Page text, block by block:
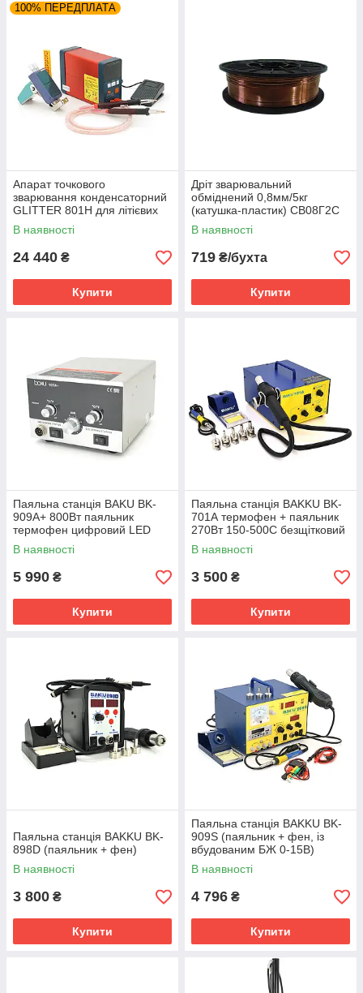
100% ПЕРЕДПЛАТА
Апарат точкового
зварювання конденсаторний
GLITTER 801H для літієвих
батарей (нікель/алюміній)
220V, max9.8kW
В наявності
24 440 ₴
Купити
Дріт зварювальний
обміднений 0,8мм/5кг
(катушка-пластик) СВ08Г2С
В наявності
719 ₴/бухта
Купити
Паяльна станція BAKU BK-
909A+ 800Вт паяльник
термофен цифровий LED
дисплей безщітковий
вентилятор
В наявності
5 990 ₴
Купити
Паяльна станція BAKKU BK-
701А термофен + паяльник
270Вт 150-500C безщітковий
вентилятор
В наявності
3 500 ₴
Купити
Паяльна станція BAKKU BK-
898D (паяльник + фен)
В наявності
3 800 ₴
Купити
Паяльна станція BAKKU BK-
909S (паяльник + фен, із
вбудованим БЖ 0-15В)
В наявності
4 796 ₴
Купити